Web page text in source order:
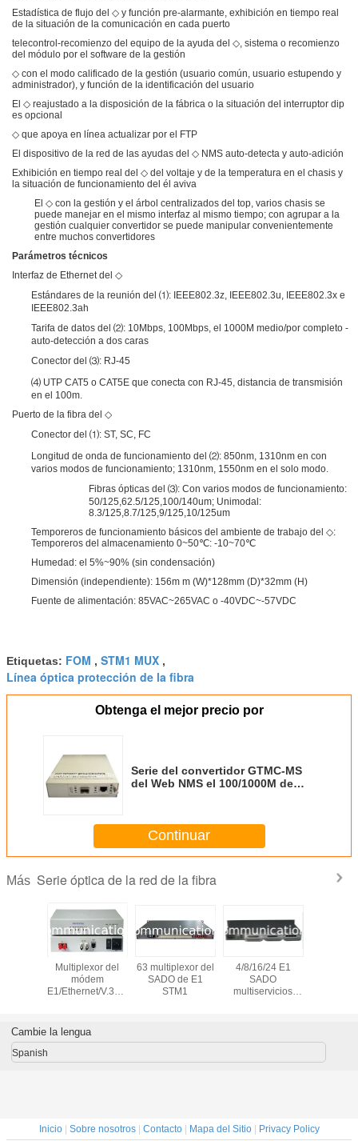
Estadística de flujo del ◇ y función pre-alarmante, exhibición en tiempo real
de la situación de la comunicación en cada puerto
telecontrol-recomienzo del equipo de la ayuda del ◇, sistema o recomienzo
del módulo por el software de la gestión
◇ con el modo calificado de la gestión (usuario común, usuario estupendo y
administrador), y función de la identificación del usuario
El ◇ reajustado a la disposición de la fábrica o la situación del interruptor dip
es opcional
◇ que apoya en línea actualizar por el FTP
El dispositivo de la red de las ayudas del ◇ NMS auto-detecta y auto-adición
Exhibición en tiempo real del ◇ del voltaje y de la temperatura en el chasis y
la situación de funcionamiento del él aviva
El ◇ con la gestión y el árbol centralizados del top, varios chasis se
puede manejar en el mismo interfaz al mismo tiempo; con agrupar a la
gestión cualquier convertidor se puede manipular convenientemente
entre muchos convertidores
Parámetros técnicos
Interfaz de Ethernet del ◇
Estándares de la reunión del ⑴: IEEE802.3z, IEEE802.3u, IEEE802.3x e
IEEE802.3ah
Tarifa de datos del ⑵: 10Mbps, 100Mbps, el 1000M medio/por completo -
auto-detección a dos caras
Conector del ⑶: RJ-45
⑷ UTP CAT5 o CAT5E que conecta con RJ-45, distancia de transmisión
en el 100m.
Puerto de la fibra del ◇
Conector del ⑴: ST, SC, FC
Longitud de onda de funcionamiento del ⑵: 850nm, 1310nm en con
varios modos de funcionamiento; 1310nm, 1550nm en el solo modo.
Fibras ópticas del ⑶: Con varios modos de funcionamiento:
50/125,62.5/125,100/140um; Unimodal:
8.3/125,8.7/125,9/125,10/125um
Temporeros de funcionamiento básicos del ambiente de trabajo del ◇:
Temporeros del almacenamiento 0~50℃: -10~70℃
Humedad: el 5%~90% (sin condensación)
Dimensión (independiente): 156m m (W)*128mm (D)*32mm (H)
Fuente de alimentación: 85VAC~265VAC o -40VDC~-57VDC
Etiquetas: FOM , STM1 MUX ,
Línea óptica protección de la fibra
Obtenga el mejor precio por
Serie del convertidor GTMC-MS
del Web NMS el 100/1000M de
Continuar
Más Serie óptica de la red de la fibra
Multiplexor del
módem
E1/Ethernet/V.35/Serial
63 multiplexor del
SADO de E1
STM1
4/8/16/24 E1
SADO
multiservicios
Cambie la lengua
Spanish
Inicio| Sobre nosotros| Contacto| Mapa del Sitio| Privacy Policy